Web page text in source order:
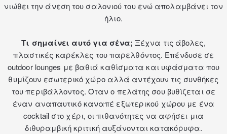
νιώθει την άνεση του σαλονιού του ενώ απολαμβάνει τον
ήλιο.
Τι σημαίνει αυτό για σένα; Ξέχνα τις άβολες,
πλαστικές καρέκλες του παρελθόντος. Επένδυσε σε
outdoor lounges με βαθιά καθίσματα και υφάσματα που
θυμίζουν εσωτερικό χώρο αλλά αντέχουν τις συνθήκες
του περιβάλλοντος. Όταν ο πελάτης σου βυθίζεται σε
έναν αναπαυτικόκαναπέ εξωτερικού χώρου με ένα
cocktail στο χέρι, οι πιθανότητες να αφήσει μια
διθυραμβική κριτική αυξάνονται κατακόρυφα.